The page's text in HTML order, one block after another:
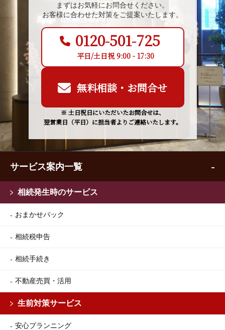
まずはお気軽にお問合せください。
お客様に合わせた対策をご提案いたします。
0120-501-725
平日/土日祝 9:00 - 17:30
無料相談・お問合せ
※ 土日祝日にいただいたお問合せは、
翌営業日（平日）に担当者よりご連絡いたします。
サービス案内一覧
相続発生時のサービス
おまかせパック
相続税申告
相続手続き
不動産売買・活用
生前対策サービス
安心プランニング